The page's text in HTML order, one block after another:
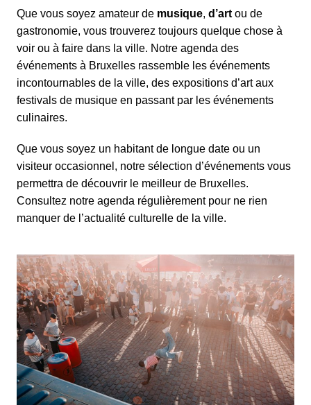
Que vous soyez amateur de musique, d’art ou de
gastronomie, vous trouverez toujours quelque chose à
voir ou à faire dans la ville. Notre agenda des
événements à Bruxelles rassemble les événements
incontournables de la ville, des expositions d’art aux
festivals de musique en passant par les événements
culinaires.
Que vous soyez un habitant de longue date ou un
visiteur occasionnel, notre sélection d’événements vous
permettra de découvrir le meilleur de Bruxelles.
Consultez notre agenda régulièrement pour ne rien
manquer de l’actualité culturelle de la ville.